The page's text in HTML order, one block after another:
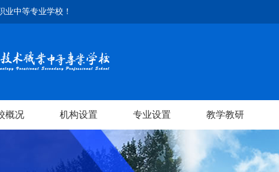
业中等专业学校！
概况 机构设置 专业设置 教学教研